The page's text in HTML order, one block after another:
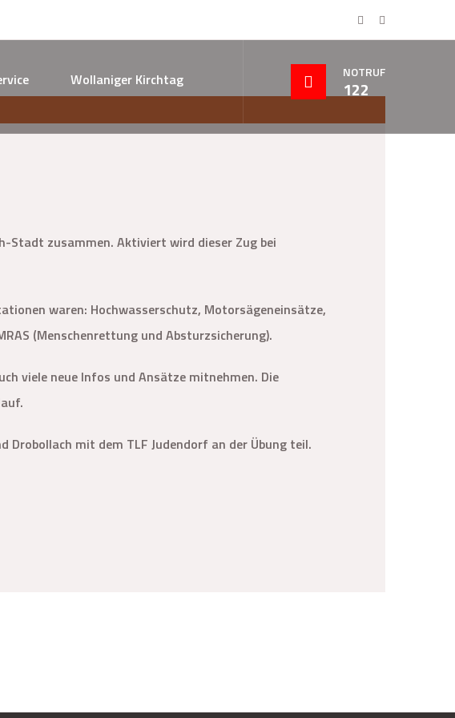
Wollaniger Kirchtag NOTRUF
122
Stadt zusammen. Aktiviert wird dieser Zug bei
waren: Hochwasserschutz, Motorsägeneinsätze,
(Menschenrettung und Absturzsicherung).
viele neue Infos und Ansätze mitnehmen. Die
Drobollach mit dem TLF Judendorf an der Übung teil.